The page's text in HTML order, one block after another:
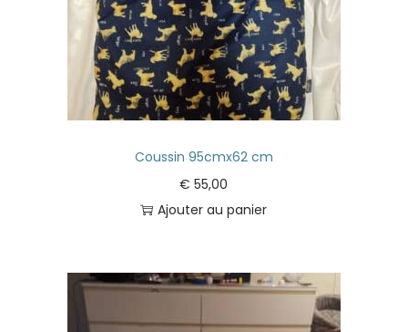
Coussin 95cmx62 cm
€ 55,00
Ajouter au panier